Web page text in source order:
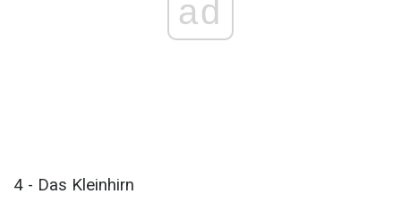
ad
4 - Das Kleinhirn